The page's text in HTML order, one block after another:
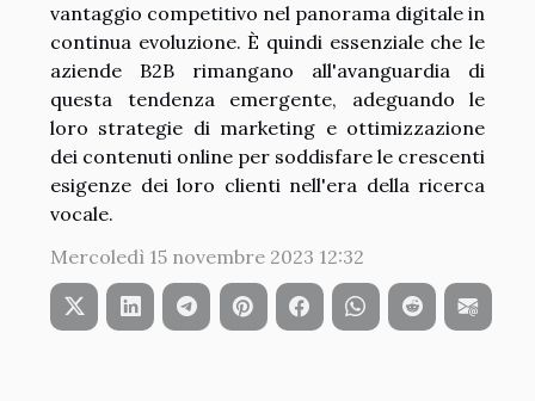
vantaggio competitivo nel panorama digitale in
continua evoluzione. È quindi essenziale che le
aziende B2B rimangano all'avanguardia di
questa tendenza emergente, adeguando le
loro strategie di marketing e ottimizzazione
dei contenuti online per soddisfare le crescenti
esigenze dei loro clienti nell'era della ricerca
vocale.
Mercoledì 15 novembre 2023 12:32